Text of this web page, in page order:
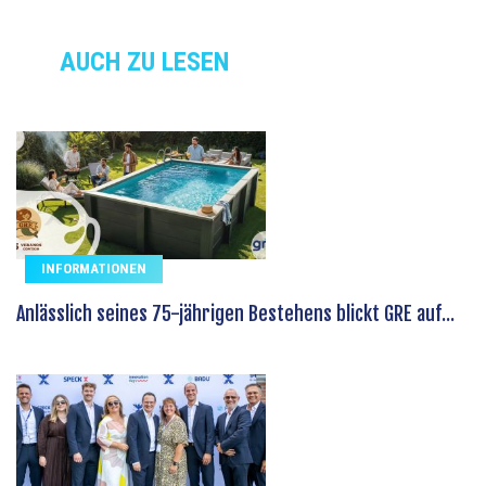
AUCH ZU LESEN
INFORMATIONEN
Anlässlich seines 75-jährigen Bestehens blickt GRE auf...